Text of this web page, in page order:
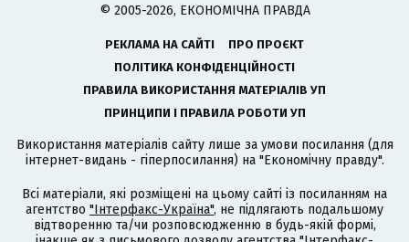
© 2005-2026, ЕКОНОМІЧНА ПРАВДА
РЕКЛАМА НА САЙТІ
ПРО ПРОЄКТ
ПОЛІТИКА КОНФІДЕНЦІЙНОСТІ
ПРАВИЛА ВИКОРИСТАННЯ МАТЕРІАЛІВ УП
ПРИНЦИПИ І ПРАВИЛА РОБОТИ УП
Використання матеріалів сайту лише за умови посилання (для
інтернет-видань - гіперпосилання) на "Економічну правду".
Всі матеріали, які розміщені на цьому сайті із посиланням на
агентство "Інтерфакс-Україна", не підлягають подальшому
відтворенню та/чи розповсюдженню в будь-якій формі,